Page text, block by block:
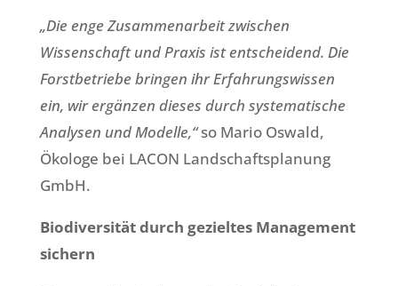
„Die enge Zusammenarbeit zwischen
Wissenschaft und Praxis ist entscheidend. Die
Forstbetriebe bringen ihr Erfahrungswissen
ein, wir ergänzen dieses durch systematische
Analysen und Modelle,“so Mario Oswald,
Ökologe bei LACON Landschaftsplanung
GmbH.
Biodiversität durch gezieltes Management
sichern